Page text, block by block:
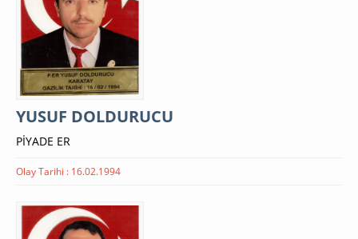
YUSUF DOLDURUCU
PİYADE ER
Olay Tarihi : 16.02.1994